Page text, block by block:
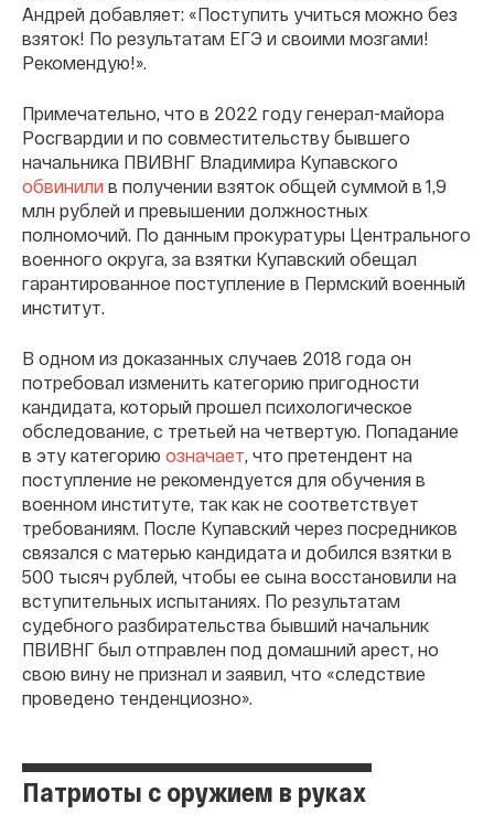
Андрей добавляет: «Поступить учиться можно без
взяток! По результатам ЕГЭ и своими мозгами!
Рекомендую!».
Примечательно, что в 2022 году генерал-майора
Росгвардии и по совместительству бывшего
начальника ПВИВНГ Владимира Купавского
обвинили в получении взяток общей суммой в 1,9
млн рублей и превышении должностных
полномочий. По данным прокуратуры Центрального
военного округа, за взятки Купавский обещал
гарантированное поступление в Пермский военный
институт.
В одном из доказанных случаев 2018 года он
потребовал изменить категорию пригодности
кандидата, который прошел психологическое
обследование, с третьей на четвертую. Попадание
в эту категорию означает, что претендент на
поступление не рекомендуется для обучения в
военном институте, так как не соответствует
требованиям. После Купавский через посредников
связался с матерью кандидата и добился взятки в
500 тысяч рублей, чтобы ее сына восстановили на
вступительных испытаниях. По результатам
судебного разбирательства бывший начальник
ПВИВНГ был отправлен под домашний арест, но
свою вину не признал и заявил, что «следствие
проведено тенденциозно».
Патриоты с оружием в руках